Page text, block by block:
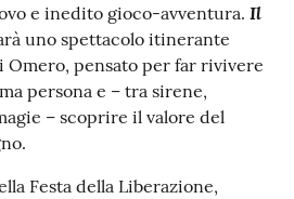
e inedito gioco-avventura. Il
uno spettacolo itinerante
Omero, pensato per far rivivere
persona e – tra sirene,
– scoprire il valore del
Festa della Liberazione,